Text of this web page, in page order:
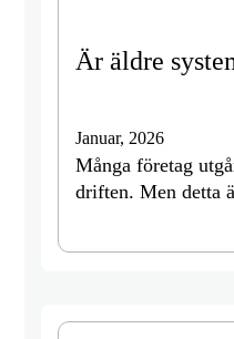
Är äldre
Januar, 2026
Många företag
driften. Men detta